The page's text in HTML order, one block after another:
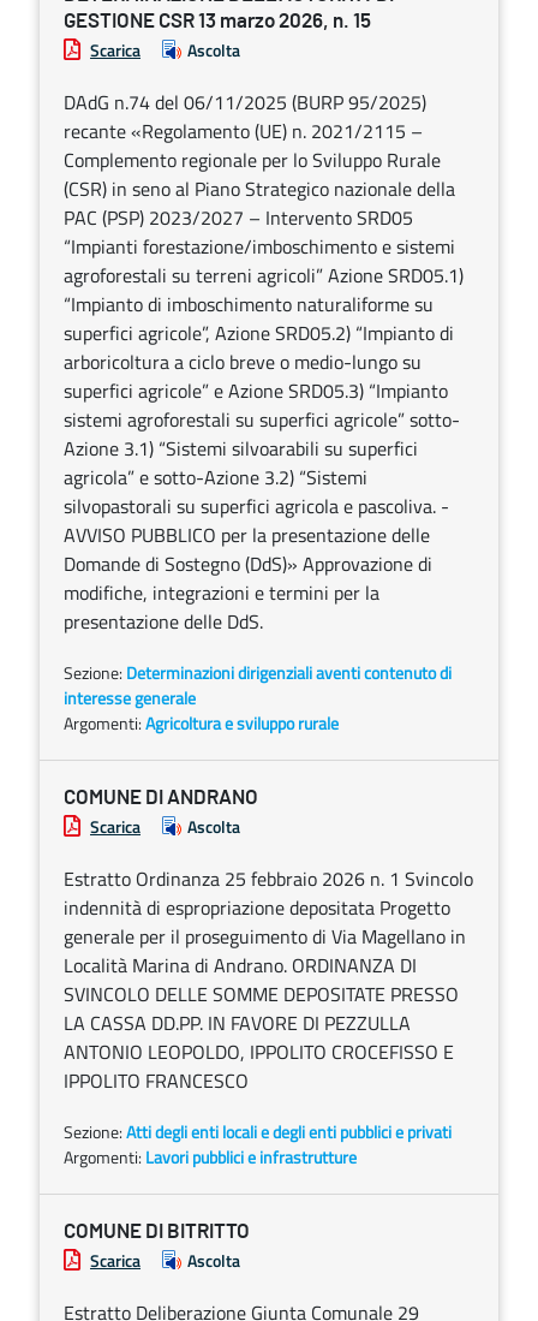
GESTIONE CSR 13 marzo 2026, n. 15
Scarica Ascolta
DAdG n.74 del 06/11/2025 (BURP 95/2025)
recante «Regolamento (UE) n. 2021/2115 –
Complemento regionale per lo Sviluppo Rurale
(CSR) in seno al Piano Strategico nazionale della
PAC (PSP) 2023/2027 – Intervento SRD05
“Impianti forestazione/imboschimento e sistemi
agroforestali su terreni agricoli” Azione SRD05.1)
“Impianto di imboschimento naturaliforme su
superfici agricole”, Azione SRD05.2) “Impianto di
arboricoltura a ciclo breve o medio-lungo su
superfici agricole” e Azione SRD05.3) “Impianto
sistemi agroforestali su superfici agricole” sotto-
Azione 3.1) “Sistemi silvoarabili su superfici
agricola” e sotto-Azione 3.2) “Sistemi
silvopastorali su superfici agricola e pascoliva. -
AVVISO PUBBLICO per la presentazione delle
Domande di Sostegno (DdS)» Approvazione di
modifiche, integrazioni e termini per la
presentazione delle DdS.
Sezione: Determinazioni dirigenziali aventi contenuto di
interesse generale
Argomenti:Agricoltura e sviluppo rurale
COMUNE DI ANDRANO
Scarica Ascolta
Estratto Ordinanza 25 febbraio 2026 n. 1 Svincolo
indennità di espropriazione depositata Progetto
generale per il proseguimento di Via Magellano in
Località Marina di Andrano. ORDINANZA DI
SVINCOLO DELLE SOMME DEPOSITATE PRESSO
LA CASSA DD.PP. IN FAVORE DI PEZZULLA
ANTONIO LEOPOLDO, IPPOLITO CROCEFISSO E
IPPOLITO FRANCESCO
Sezione:Atti degli enti locali e degli enti pubblici e privati
Argomenti: Lavori pubblici e infrastrutture
COMUNE DI BITRITTO
Scarica Ascolta
Estratto Deliberazione Giunta Comunale 29